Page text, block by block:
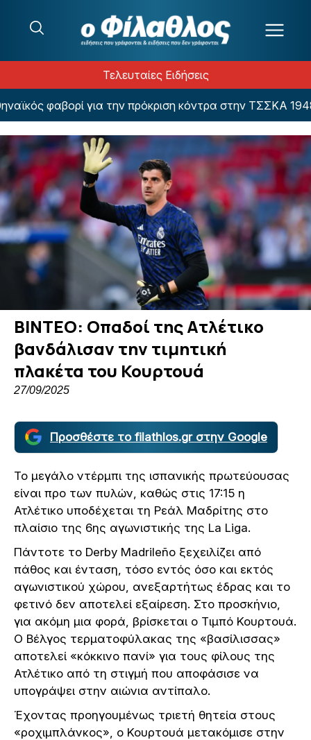
Τελευταίες Ειδήσεις
φαβορί για την πρόκριση κόντρα στην ΤΣΣΚΑ 1948
ΒΙΝΤΕΟ: Οπαδοί της Ατλέτικο
βανδάλισαν την τιμητική
πλακέτα του Κουρτουά
27/09/2025
Προσθέστε το filathlos.gr στην Google
Το μεγάλο ντέρμπι της ισπανικής πρωτεύουσας
είναι προ των πυλών, καθώς στις 17:15 η
Ατλέτικο υποδέχεται τη Ρεάλ Μαδρίτης στο
πλαίσιο της 6ης αγωνιστικής της La Liga.
Πάντοτε το Derby Madrileño ξεχειλίζει από
πάθος και ένταση, τόσο εντός όσο και εκτός
αγωνιστικού χώρου, ανεξαρτήτως έδρας και το
φετινό δεν αποτελεί εξαίρεση. Στο προσκήνιο,
για ακόμη μια φορά, βρίσκεται ο Τιμπό Κουρτουά.
Ο Βέλγος τερματοφύλακας της «βασίλισσας»
αποτελεί «κόκκινο πανί» για τους φίλους της
Ατλέτικο από τη στιγμή που αποφάσισε να
υπογράψει στην αιώνια αντίπαλο.
Έχοντας προηγουμένως τριετή θητεία στους
«ροχιμπλάνκος», ο Κουρτουά μετακόμισε στην